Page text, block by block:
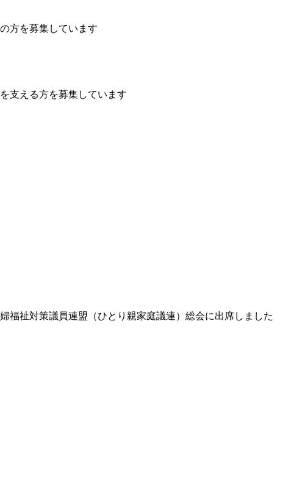
方を募集しています
支える方を募集しています
福祉対策議員連盟（ひとり親家庭議連）総会に出席しました